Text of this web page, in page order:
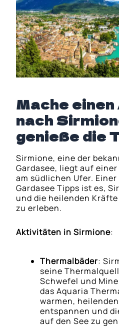
Mache
nach
genieße die
Sirmione, eine der
Gardasee, liegt auf
am südlichen Ufer.
Gardasee Tipps ist es,
und die heilenden
zu erleben.
Aktivitäten in Sirmione:
Thermalbäder:
seine
Schwefel und
das Aquaria
warmen,
entspannen und
auf den See zu